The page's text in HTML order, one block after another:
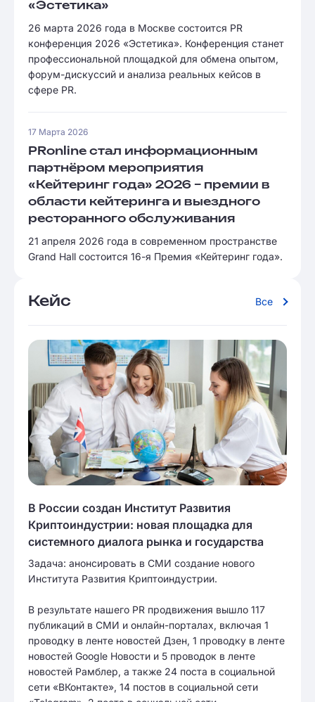
«Эстетика»
26 марта 2026 года в Москве состоится PR
конференция 2026 «Эстетика». Конференция станет
профессиональной площадкой для обмена опытом,
форум-дискуссий и анализа реальных кейсов в
сфере PR.
17 Марта 2026
PRonline стал информационным
партнёром мероприятия
«Кейтеринг года» 2026 – премии в
области кейтеринга и выездного
ресторанного обслуживания
21 апреля 2026 года в современном пространстве
Grand Hall состоится 16-я Премия «Кейтеринг года».
Кейс Все
В России создан Институт Развития
Криптоиндустрии: новая площадка для
системного диалога рынка и государства
Задача: анонсировать в СМИ создание нового
Института Развития Криптоиндустрии.
В результате нашего PR продвижения вышло 117
публикаций в СМИ и онлайн-порталах, включая 1
проводку в ленте новостей Дзен, 1 проводку в ленте
новостей Google Новости и 5 проводок в ленте
новостей Рамблер, а также 24 поста в социальной
сети «ВКонтакте», 14 постов в социальной сети